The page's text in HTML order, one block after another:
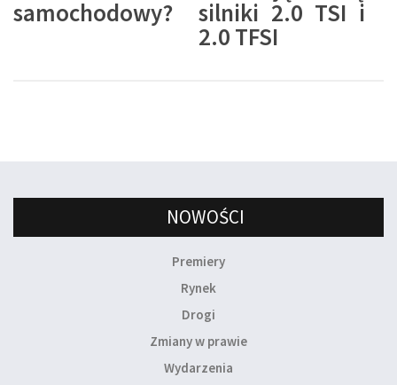
samochodowy? silniki 2.0 TSI i
2.0 TFSI
NOWOŚCI
Premiery
Rynek
Drogi
Zmiany w prawie
Wydarzenia